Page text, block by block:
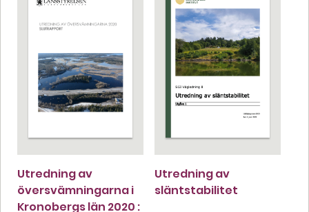
Utredning av
översvämningarna i
Kronobergs län 2020 :
Utredning av
släntstabilitet